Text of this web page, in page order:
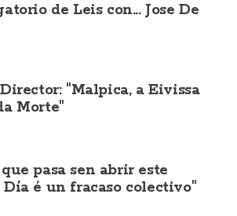
de Leis con... Jose De
"Malpica, a Eivissa
Morte"
pasa sen abrir este
Día é un fracaso colectivo"